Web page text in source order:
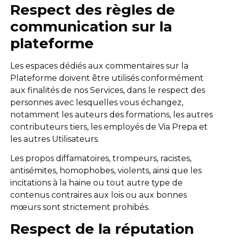
Respect des règles de
communication sur la
plateforme
Les espaces dédiés aux commentaires sur la
Plateforme doivent être utilisés conformément
aux finalités de nos Services, dans le respect des
personnes avec lesquelles vous échangez,
notamment les auteurs des formations, les autres
contributeurs tiers, les employés de Via Prepa et
les autres Utilisateurs.
Les propos diffamatoires, trompeurs, racistes,
antisémites, homophobes, violents, ainsi que les
incitations à la haine ou tout autre type de
contenus contraires aux lois ou aux bonnes
mœurs sont strictement prohibés.
Respect de la réputation